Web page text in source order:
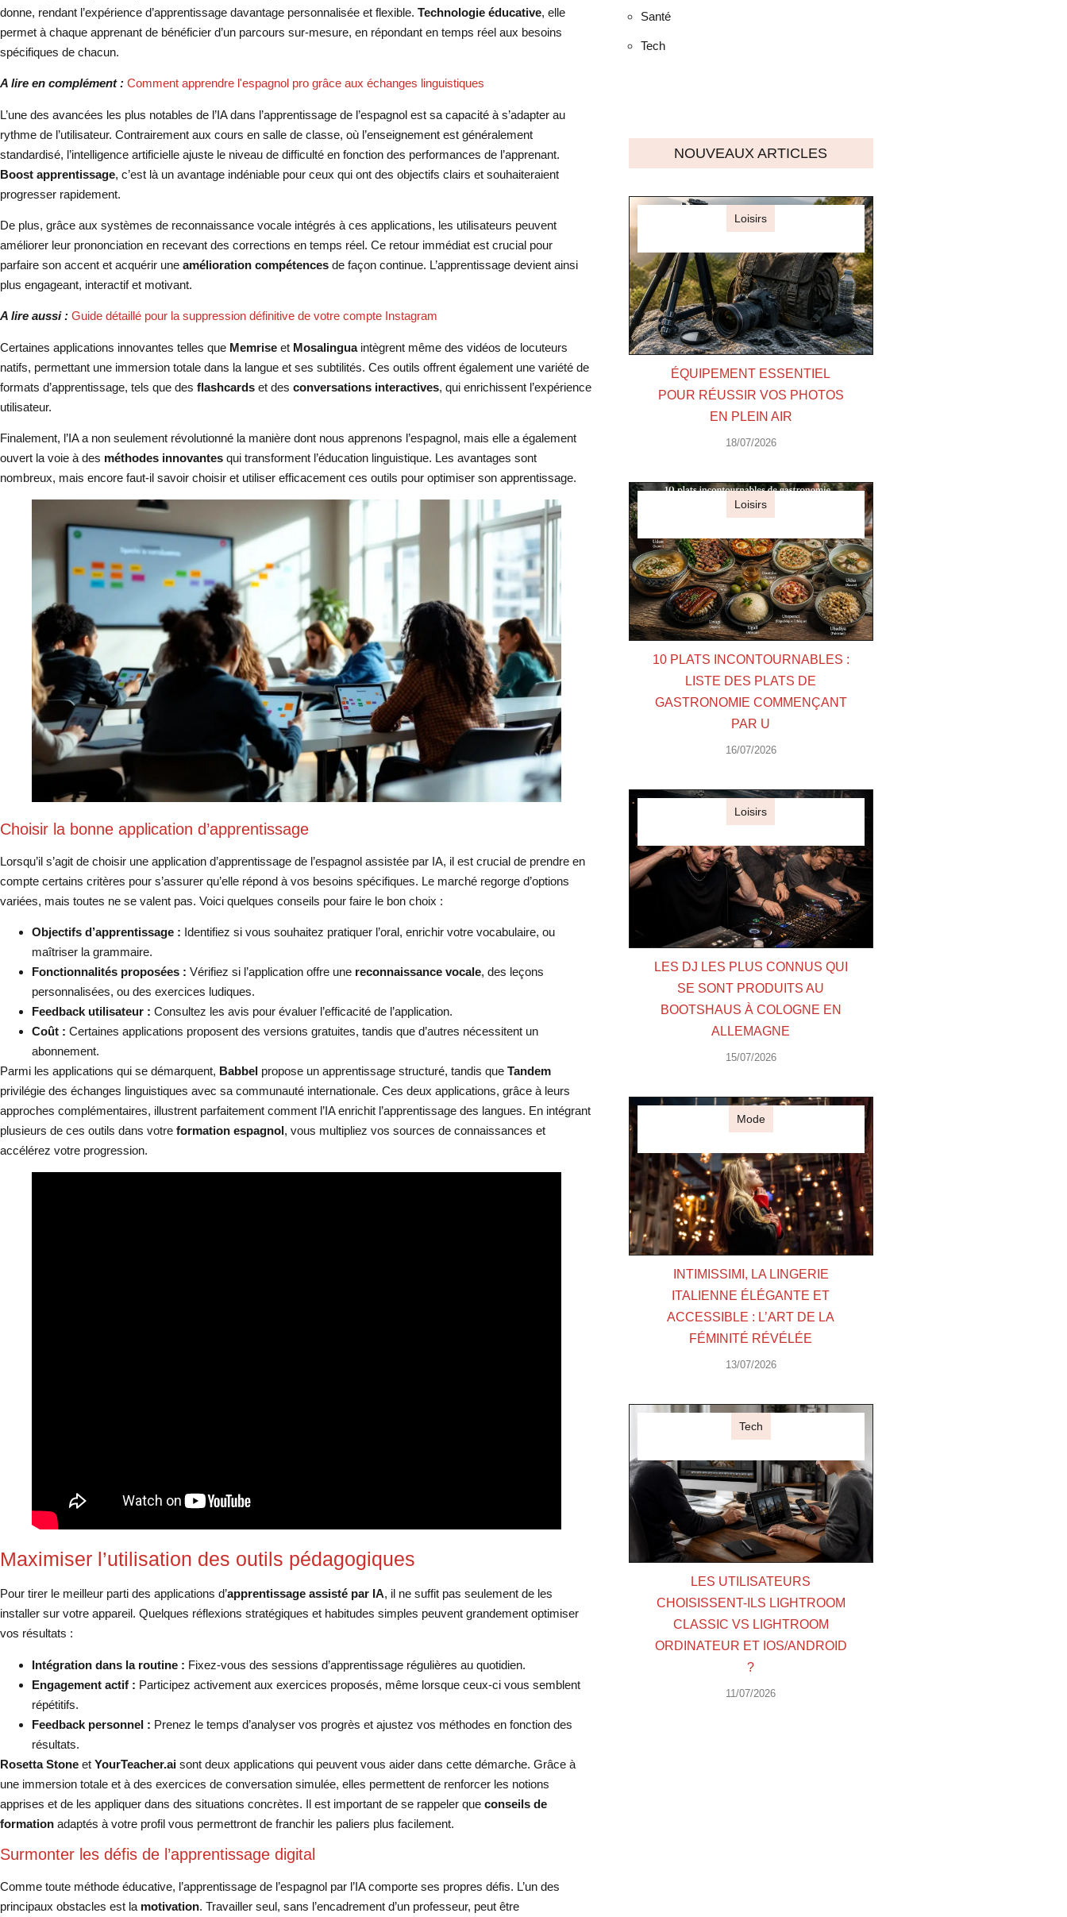
donne, rendant l’expérience d’apprentissage davantage personnalisée et flexible. Technologie éducative, elle
permet à chaque apprenant de bénéficier d’un parcours sur-mesure, en répondant en temps réel aux besoins
spécifiques de chacun.
A lire en complément : Comment apprendre l'espagnol pro grâce aux échanges linguistiques
L’une des avancées les plus notables de l’IA dans l’apprentissage de l’espagnol est sa capacité à s’adapter au
rythme de l’utilisateur. Contrairement aux cours en salle de classe, où l’enseignement est généralement
standardisé, l’intelligence artificielle ajuste le niveau de difficulté en fonction des performances de l’apprenant.
Boost apprentissage, c’est là un avantage indéniable pour ceux qui ont des objectifs clairs et souhaiteraient
progresser rapidement.
De plus, grâce aux systèmes de reconnaissance vocale intégrés à ces applications, les utilisateurs peuvent
améliorer leur prononciation en recevant des corrections en temps réel. Ce retour immédiat est crucial pour
parfaire son accent et acquérir une amélioration compétences de façon continue. L’apprentissage devient ainsi
plus engageant, interactif et motivant.
A lire aussi : Guide détaillé pour la suppression définitive de votre compte Instagram
Certaines applications innovantes telles que Memrise et Mosalinguaintègrent même des vidéos de locuteurs
natifs, permettant une immersion totale dans la langue et ses subtilités. Ces outils offrent également une variété de
formats d’apprentissage, tels que des flashcards et des conversations interactives, qui enrichissent l’expérience
utilisateur.
Finalement, l’IA a non seulement révolutionné la manière dont nous apprenons l’espagnol, mais elle a également
ouvert la voie à des méthodes innovantes qui transforment l’éducation linguistique. Les avantages sont
nombreux, mais encore faut-il savoir choisir et utiliser efficacement ces outils pour optimiser son apprentissage.
Choisir la bonne application d’apprentissage
Lorsqu’il s’agit de choisir une application d’apprentissage de l’espagnol assistée par IA, il est crucial de prendre en
compte certains critères pour s’assurer qu’elle répond à vos besoins spécifiques. Le marché regorge d’options
variées, mais toutes ne se valent pas. Voici quelques conseils pour faire le bon choix :
Objectifs d’apprentissage : Identifiez si vous souhaitez pratiquer l’oral, enrichir votre vocabulaire, ou
maîtriser la grammaire.
Fonctionnalités proposées : Vérifiez si l’application offre une reconnaissance vocale, des leçons
personnalisées, ou des exercices ludiques.
Feedback utilisateur : Consultez les avis pour évaluer l’efficacité de l’application.
Coût : Certaines applications proposent des versions gratuites, tandis que d’autres nécessitent un
abonnement.
Parmi les applications qui se démarquent, Babbel propose un apprentissage structuré, tandis que Tandem
privilégie des échanges linguistiques avec sa communauté internationale. Ces deux applications, grâce à leurs
approches complémentaires, illustrent parfaitement comment l’IA enrichit l’apprentissage des langues. En intégrant
plusieurs de ces outils dans votre formation espagnol , vous multipliez vos sources de connaissances et
accélérez votre progression.
Maximiser l’utilisation des outils pédagogiques
Pour tirer le meilleur parti des applications d’apprentissage assisté par IA, il ne suffit pas seulement de les
installer sur votre appareil. Quelques réflexions stratégiques et habitudes simples peuvent grandement optimiser
vos résultats :
Intégration dans la routine : Fixez-vous des sessions d’apprentissage régulières au quotidien.
Engagement actif : Participez activement aux exercices proposés, même lorsque ceux-ci vous semblent
répétitifs.
Feedback personnel : Prenez le temps d’analyser vos progrès et ajustez vos méthodes en fonction des
résultats.
Rosetta Stone et YourTeacher.ai sont deux applications qui peuvent vous aider dans cette démarche. Grâce à
une immersion totale et à des exercices de conversation simulée, elles permettent de renforcer les notions
apprises et de les appliquer dans des situations concrètes. Il est important de se rappeler que conseils de
formation adaptés à votre profil vous permettront de franchir les paliers plus facilement.
Surmonter les défis de l’apprentissage digital
Comme toute méthode éducative, l’apprentissage de l’espagnol par l’IA comporte ses propres défis. L’un des
principaux obstacles est la motivation. Travailler seul, sans l’encadrement d’un professeur, peut être
Santé
Tech
NOUVEAUX ARTICLES
Loisirs
ÉQUIPEMENT ESSENTIEL
POUR RÉUSSIR VOS PHOTOS
EN PLEIN AIR
18/07/2026
Loisirs
10 PLATS INCONTOURNABLES :
LISTE DES PLATS DE
GASTRONOMIE COMMENÇANT
PAR U
16/07/2026
Loisirs
LES DJ LES PLUS CONNUS QUI
SE SONT PRODUITS AU
BOOTSHAUS À COLOGNE EN
ALLEMAGNE
15/07/2026
Mode
INTIMISSIMI, LA LINGERIE
ITALIENNE ÉLÉGANTE ET
ACCESSIBLE : L’ART DE LA
FÉMINITÉ RÉVÉLÉE
13/07/2026
Tech
LES UTILISATEURS
CHOISISSENT-ILS LIGHTROOM
CLASSIC VS LIGHTROOM
ORDINATEUR ET IOS/ANDROID
?
11/07/2026